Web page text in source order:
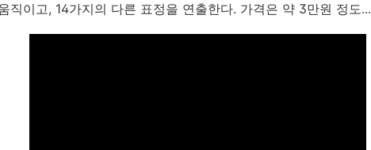
직이고, 14가지의 다른 표정을 연출한다. 가격은 약 3만원 정도...